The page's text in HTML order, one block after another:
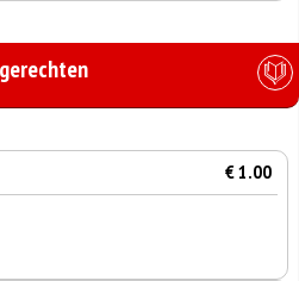
€ 1.00